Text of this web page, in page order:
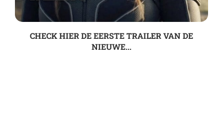
CHECK HIER DE EERSTE TRAILER VAN DE
NIEUWE...